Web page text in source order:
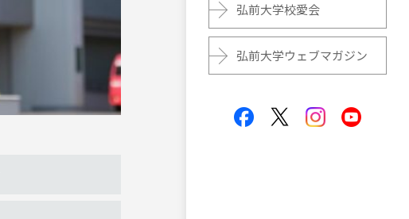
弘前大学校愛会
弘前大学ウェブマガジン